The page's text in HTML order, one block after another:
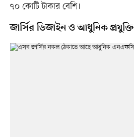
৭০ কোটি টাকার বেশি।
জার্সির ডিজাইন ও আধুনিক প্রযুক্তি